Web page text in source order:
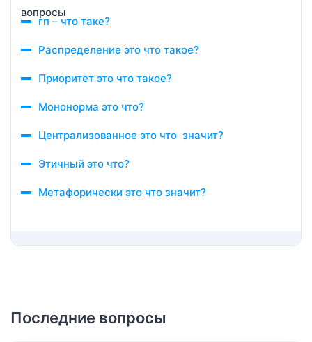
гп – что таке?
Распределение это что такое?
Приоритет это что такое?
Мононорма это что?
Централизованное это что значит?
Этичный это что?
Метафорически это что значит?
Последние вопросы